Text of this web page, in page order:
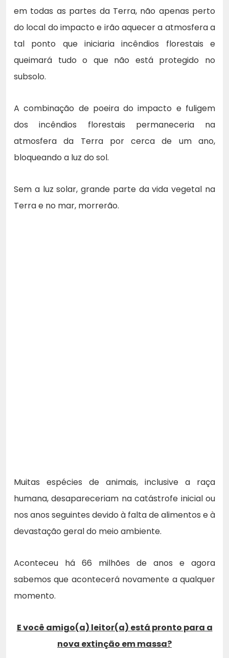
em todas as partes da Terra, não apenas perto
do local do impacto e irão aquecer a atmosfera a
tal ponto que iniciaria incêndios florestais e
queimará tudo o que não está protegido no
subsolo.
A combinação de poeira do impacto e fuligem
dos incêndios florestais permaneceria na
atmosfera da Terra por cerca de um ano,
bloqueando a luz do sol.
Sem a luz solar, grande parte da vida vegetal na
Terra e no mar, morrerão.
Muitas espécies de animais, inclusive a raça
humana, desapareceriam na catástrofe inicial ou
nos anos seguintes devido à falta de alimentos e à
devastação geral do meio ambiente.
Aconteceu há 66 milhões de anos e agora
sabemos que acontecerá novamente a qualquer
momento.
E você amigo(a) leitor(a) está pronto para a
nova extinção em massa?